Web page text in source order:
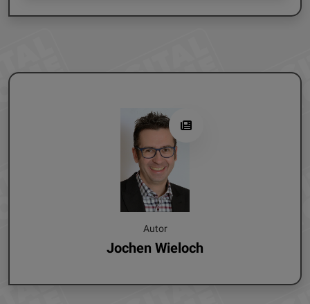
Autor
Jochen Wieloch